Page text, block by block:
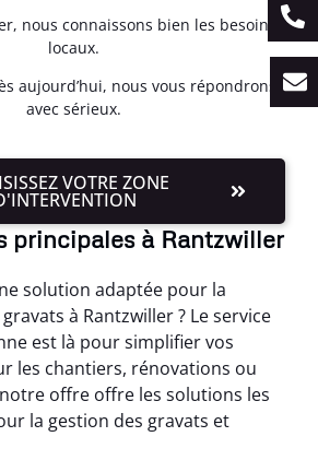
nous connaissons bien les besoins
locaux.
aujourd’hui, nous vous répondrons
avec sérieux.
VOTRE ZONE
principales à Rantzwiller
solution adaptée pour la
à Rantzwiller ? Le service
est là pour simplifier vos
les chantiers, rénovations ou
offre offre les solutions les
la gestion des gravats et